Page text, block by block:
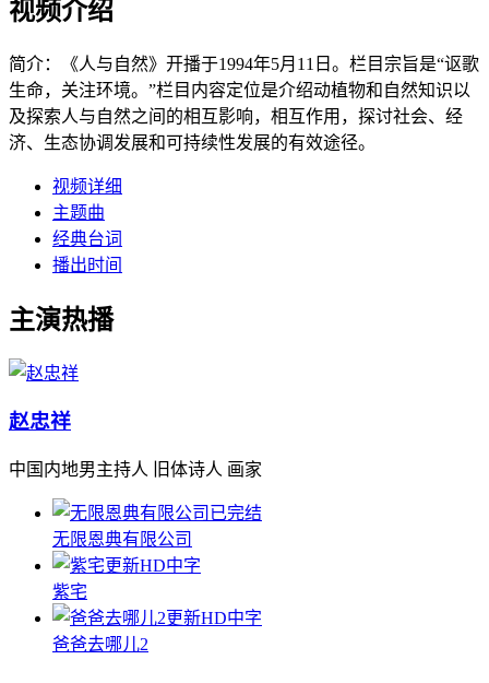
视频介绍
简介：
《人与自然》开播于1994年5月11日。栏目宗旨是“讴歌
生命，关注环境。”栏目内容定位是介绍动植物和自然知识以
及探索人与自然之间的相互影响，相互作用，探讨社会、经
济、生态协调发展和可持续性发展的有效途径。
视频详细
主题曲
经典台词
播出时间
主演热播
赵忠祥
中国内地男主持人 旧体诗人 画家
已完结
无限恩典有限公司
更新HD中字
紫宅
更新HD中字
爸爸去哪儿2